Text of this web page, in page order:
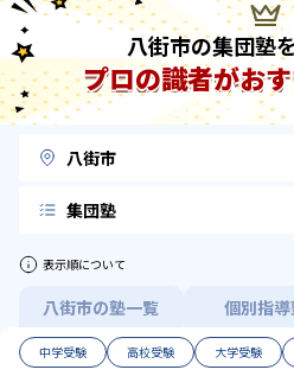
八街市の集団塾
プロの識者がお
八街市
集団塾
表示順について
八街市の塾一覧 個別指
中学受験 高校受験 大学受験